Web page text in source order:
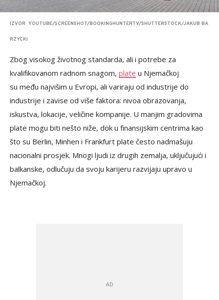
IZVOR: YOUTUBE/SCREENSHOT/BOOKINGHUNTERTV/SHUTTERSTOCK/JAKUB BA
RZYCKI
Zbog visokog životnog standarda, ali i potrebe za
kvalifikovanom radnom snagom, plate u Njemačkoj
su među najvišim u Evropi, ali variraju od industrije do
industrije i zavise od više faktora: nivoa obrazovanja,
iskustva, lokacije, veličine kompanije. U manjim gradovima
plate mogu biti nešto niže, dok u finansijskim centrima kao
što su Berlin, Minhen i Frankfurt plate često nadmašuju
nacionalni prosjek. Mnogi ljudi iz drugih zemalja, uključujući i
balkanske, odlučuju da svoju karijeru razvijaju upravo u
Njemačkoj.